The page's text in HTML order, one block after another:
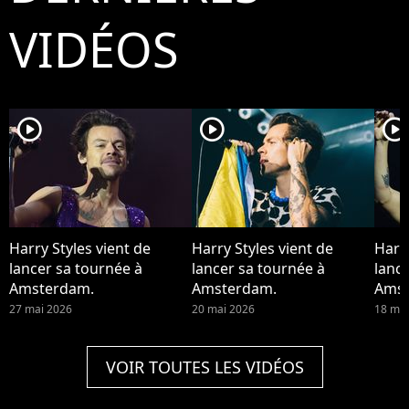
VIDÉOS
player2
Harry Styles vient de
lancer sa tournée à
Amsterdam.
27 mai 2026
player2
Harry Styles vient de
lancer sa tournée à
Amsterdam.
20 mai 2026
player2
18
VOIR TOUTES LES VIDÉOS